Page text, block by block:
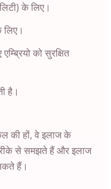
के लिए।
को सुरक्षित
है।
की हों, वे इलाज के
से समझते हैं और इलाज
हैं।